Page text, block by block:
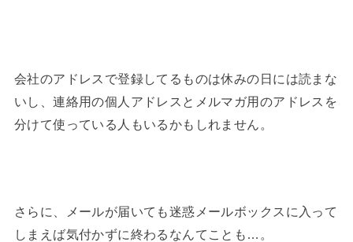
会社のアドレスで登録してるものは休みの日には読まな
いし、連絡用の個人アドレスとメルマガ用のアドレスを
分けて使っている人もいるかもしれません。
さらに、メールが届いても迷惑メールボックスに入って
しまえば気付かずに終わるなんてことも…。